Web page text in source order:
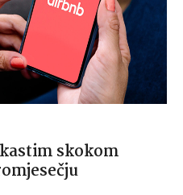
skokom